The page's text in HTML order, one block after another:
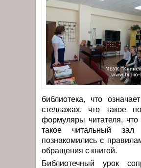
библиотека, что
стеллажах, что такое
формуляры читателя, что
такое читальный
познакомились с
обращения с книгой.
Библиотечный урок